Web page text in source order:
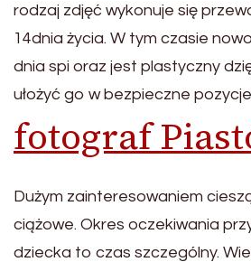
rodzaj zdjęć wykonuje się
14dnia życia. W tym czasie
dnia spi oraz jest plastyczny
ułożyć go w bezpieczne
fotograf
Dużym zainteresowaniem
ciążowe. Okres oczekiwania
dziecka to czas szczególny.